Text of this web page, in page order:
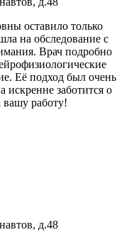
оставило только
на обследование с
Врач подробно
Её подход был очень
искренне заботится о
вашу работу!
д.48